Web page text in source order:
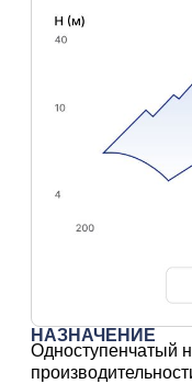
НАЗНАЧЕНИЕ
Одноступенчатый